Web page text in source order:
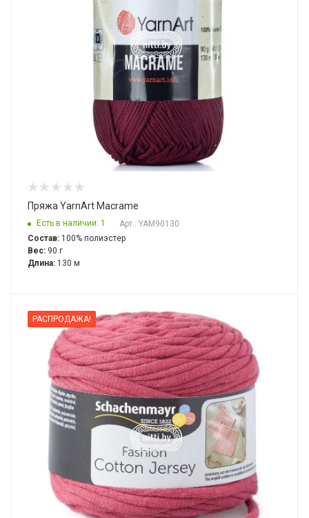
Пряжа YarnArt Macrame
Есть в наличии: 1
Арт.: YAM90130
Состав: 100% полиэстер
Вес: 90 г
Длина: 130 м
РАСПРОДАЖА!